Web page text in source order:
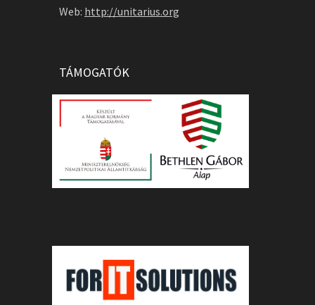
Web: http://unitarius.org
TÁMOGATÓK